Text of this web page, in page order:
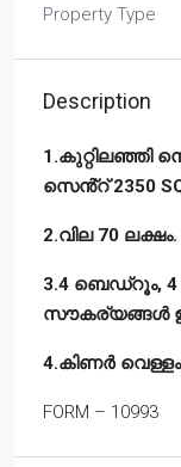
Property Type
Description
1.കുറ്റിലഞ്ഞി
സെൻ്റ് 2350
2.വില 70 ലക്ഷം.
3.4 ബെഡ്‌റൂം, 4
സൗകര്യങ്ങൾ
4.കിണർ
FORM – 10993